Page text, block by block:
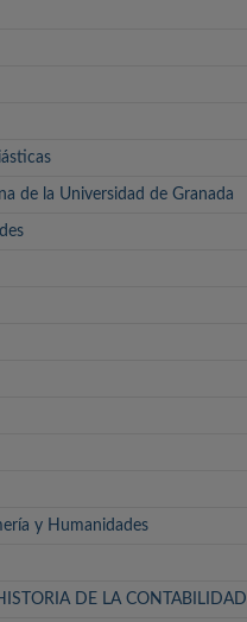
de la Universidad de Granada
y Humanidades
DE LA CONTABILIDAD